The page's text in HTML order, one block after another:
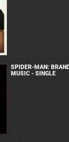
SPIDER-MAN:
MUSIC - SINGLE